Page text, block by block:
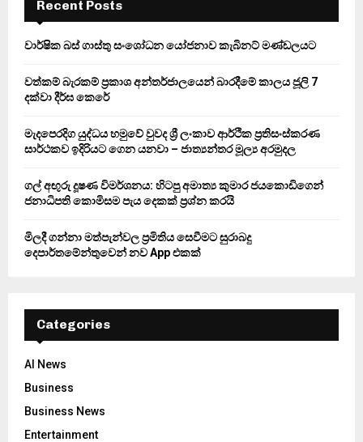
f
r
A
Recent Posts
වාර්ෂික බස් ගාස්තු සංශෝධන යෝජනාව කැබිනට් මණ්ඩලයට
වත්කම් බැරකම් ප්‍රකාශ අන්තර්ජාලයෙන් බාරදීමේ කාලය ජූලි 7
දක්වා දීර්ඝ කෙරේ
මැදපෙරදිග යුද්ධය හමුවේ වුවද ශ්‍රී ලංකාව ආර්ථික ප්‍රතිසංස්කරණ
සාර්ථකව ඉදිරියට ගෙන යනවා – ජාත්‍යන්තර මූල්‍ය අරමුදල
ගල් අඟුරු දූෂණ විමර්ශනය: හිටපු අමාත්‍ය කුමාර ජයකොඩිගෙන්
ජනාධිපති කොමිසම පැය දෙකක් ප්‍රශ්න කරයි
මිලදී ගන්නා මත්පැන්වල ප්‍රමිතිය සෙවීමට සුරාබදු
දෙපාර්තමේන්තුවෙන් නව App එකක්
Categories
AI News
Business
Business News
Entertainment